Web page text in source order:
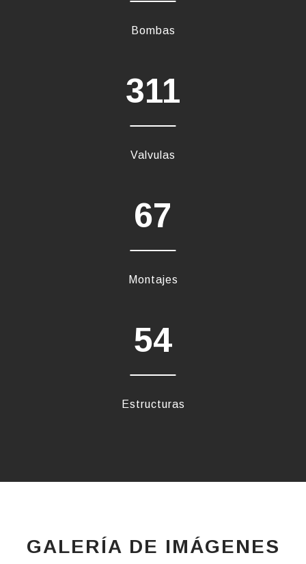
Bombas
311
Valvulas
67
Montajes
54
Estructuras
GALERÍA DE IMÁGENES